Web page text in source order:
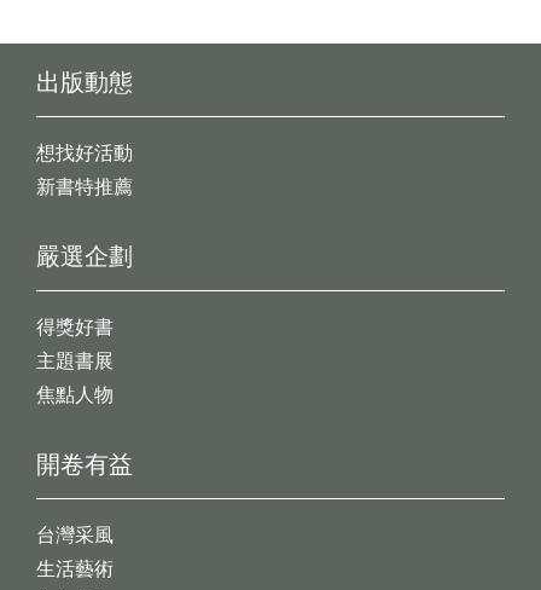
出版動態
想找好活動
新書特推薦
開卷有益
台灣采風
生活藝術
嚴選企劃
得獎好書
主題書展
焦點人物